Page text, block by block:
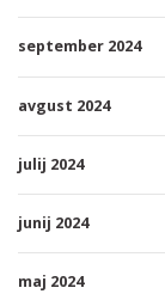
september 2024
avgust 2024
julij 2024
junij 2024
maj 2024